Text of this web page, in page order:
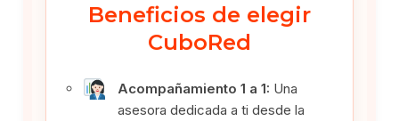
Beneficios de elegir
CuboRed
Acompañamiento 1 a 1: Una
asesora dedicada a ti desde la